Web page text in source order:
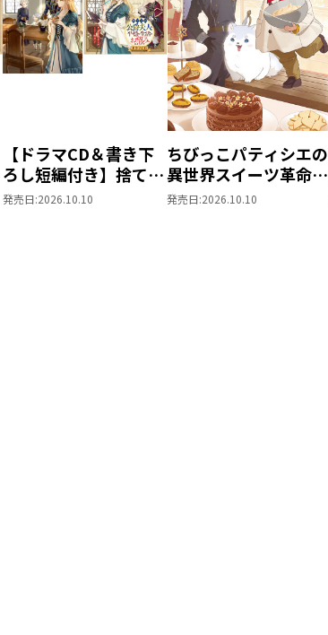
【ドラマCD＆書き下
ろし短編付き】捨てら
れ公爵夫人は、平穏な
発売日:2026.10.10
ちびっこパティシエの
異世界スイーツ革命～
パパともふもふと愉快
発売日:2026.10.10